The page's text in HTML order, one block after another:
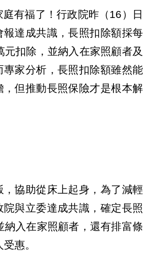
有福了！行政院昨（16）日
報達成共識，長照扣除額採每
元扣除，並納入在家照顧者及
專家分析，長照扣除額雖然能
，但推動長照保險才是根本解
，協助從床上起身，為了減輕
與立委達成共識，確定長照
納入在家照顧者，還有排富條
惠。